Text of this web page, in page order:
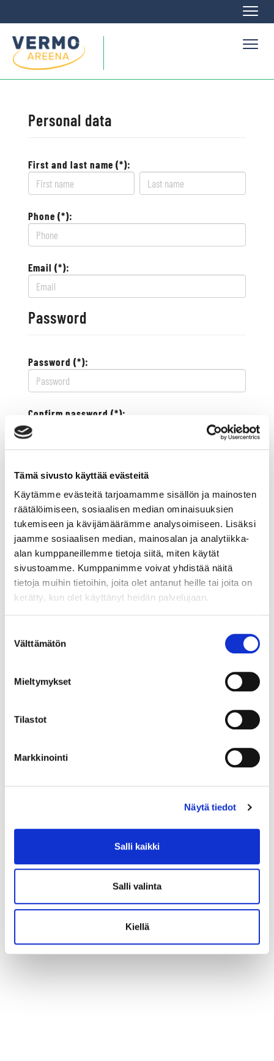
Tämä sivusto käyttää evästeitä
Käytämme evästeitä tarjoamamme sisällön ja mainosten
räätälöimiseen, sosiaalisen median ominaisuuksien
tukemiseen ja kävijämäärämme analysoimiseen. Lisäksi
jaamme sosiaalisen median, mainosalan ja analytiikka-
alan kumppaneillemme tietoja siitä, miten käytät
sivustoamme. Kumppanimme voivat yhdistää näitä
tietoja muihin tietoihin, joita olet antanut heille tai joita on
kerätty, kun olet käyttänyt heidän palvelujaan.
valinta
Välttämätön
Mieltymykset
Tilastot
Markkinointi
Näytä tiedot
Salli kaikki
Salli valinta
Kiellä
Personal data
First and last name (*):
Phone (*):
Email (*):
Password
Password (*):
Confirm password (*):
Street address (*):
Country (*):
I'd like to receive the Vermo newsletter
(*) Information is mandatory